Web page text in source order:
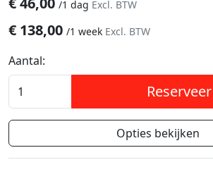
/1 dag Excl. BTW
€ 138,00 /1 week Excl. BTW
Aantal:
Opties bekijken